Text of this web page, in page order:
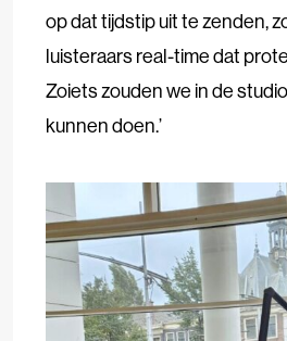
op dat tijdstip uit te zenden,
luisteraars real-time dat
Zoiets zouden we in de
kunnen doen.’